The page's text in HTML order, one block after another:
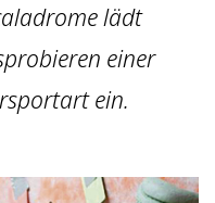
lädt
einer
ein.